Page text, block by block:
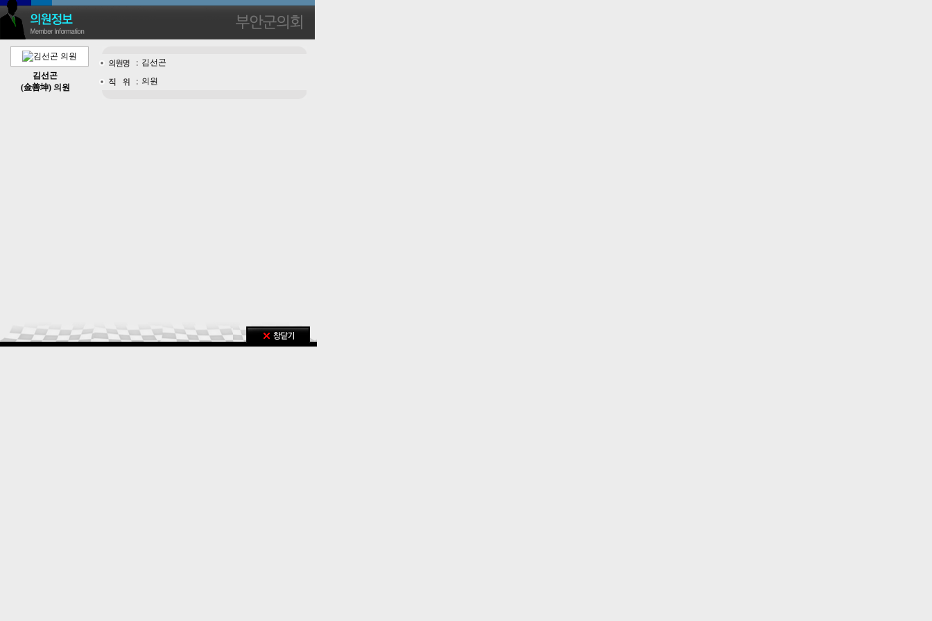
김선곤
(金善坤) 의원
김선곤
의원